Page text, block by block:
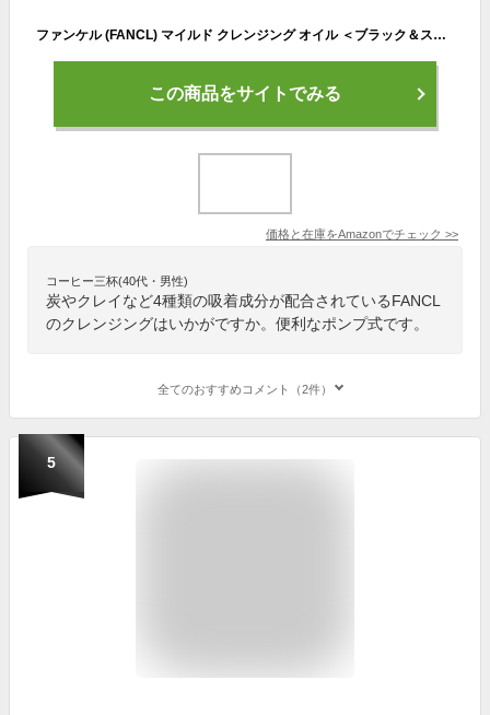
ファンケル (FANCL) マイルド クレンジング オイル ＜ブラック＆スムース＞ 120mL×1本 (約60回分) 無添加 (毛穴ケア/黒ずみ) まつエクOK
この商品をサイトでみる
価格と在庫をAmazonでチェック >>
コーヒー三杯(40代・男性)
炭やクレイなど4種類の吸着成分が配合されているFANCL
のクレンジングはいかがですか。便利なポンプ式です。
全てのおすすめコメント（2件）
5